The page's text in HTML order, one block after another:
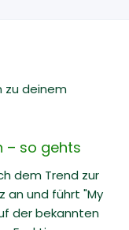
zu deinem
– so gehts
dem Trend zur
an und führt "My
der bekannten